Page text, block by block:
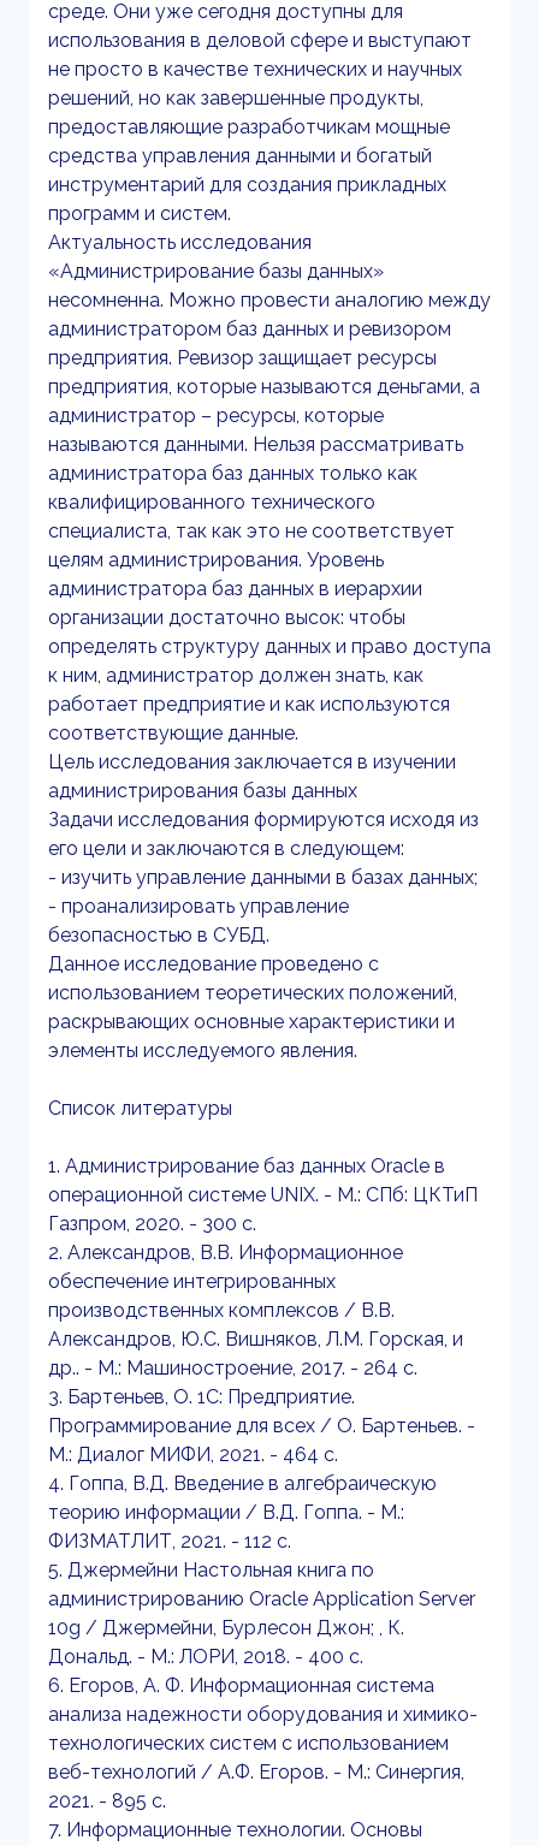
среде. Они уже сегодня доступны для
использования в деловой сфере и выступают
не просто в качестве технических и научных
решений, но как завершенные продукты,
предоставляющие разработчикам мощные
средства управления данными и богатый
инструментарий для создания прикладных
программ и систем.
Актуальность исследования
«Администрирование базы данных»
несомненна. Можно провести аналогию между
администратором баз данных и ревизором
предприятия. Ревизор защищает ресурсы
предприятия, которые называются деньгами, а
администратор – ресурсы, которые
называются данными. Нельзя рассматривать
администратора баз данных только как
квалифицированного технического
специалиста, так как это не соответствует
целям администрирования. Уровень
администратора баз данных в иерархии
организации достаточно высок: чтобы
определять структуру данных и право доступа
к ним, администратор должен знать, как
работает предприятие и как используются
соответствующие данные.
Цель исследования заключается в изучении
администрирования базы данных
Задачи исследования формируются исходя из
его цели и заключаются в следующем:
- изучить управление данными в базах данных;
- проанализировать управление
безопасностью в СУБД.
Данное исследование проведено с
использованием теоретических положений,
раскрывающих основные характеристики и
элементы исследуемого явления.
Список литературы
1. Администрирование баз данных Oracle в
операционной системе UNIX. - М.: СПб: ЦКТиП
Газпром, 2020. - 300 c.
2. Александров, В.В. Информационное
обеспечение интегрированных
производственных комплексов / В.В.
Александров, Ю.С. Вишняков, Л.М. Горская, и
др.. - М.: Машиностроение, 2017. - 264 c.
3. Бартеньев, О. 1С: Предприятие.
Программирование для всех / О. Бартеньев. -
М.: Диалог МИФИ, 2021. - 464 c.
4. Гоппа, В.Д. Введение в алгебраическую
теорию информации / В.Д. Гоппа. - М.:
ФИЗМАТЛИТ, 2021. - 112 c.
5. Джермейни Настольная книга по
администрированию Oracle Application Server
10g / Джермейни, Бурлесон Джон; , К.
Дональд. - М.: ЛОРИ, 2018. - 400 c.
6. Егоров, А. Ф. Информационная система
анализа надежности оборудования и химико-
технологических систем с использованием
веб-технологий / А.Ф. Егоров. - М.: Синергия,
2021. - 895 c.
7. Информационные технологии. Основы